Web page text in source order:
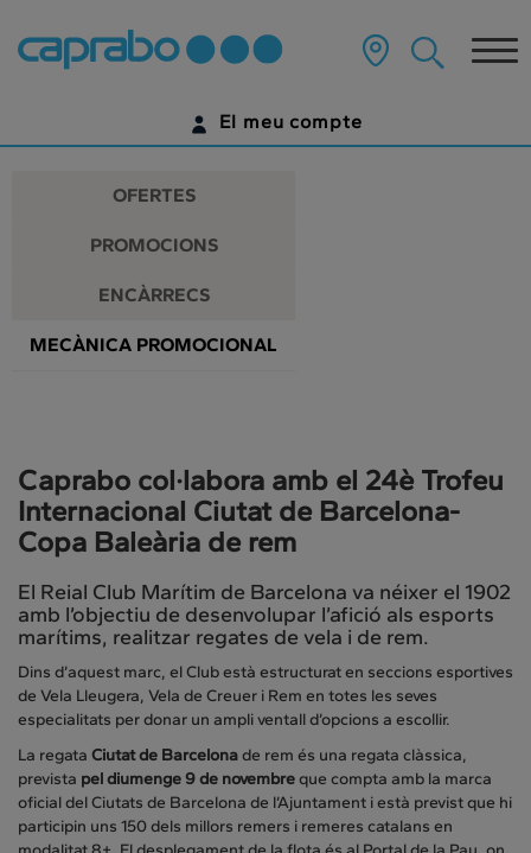
Promocions
descomptes
als
nostres
supermercats
contingut
pàgina
El meu compte
ENCARA NO TENS UN COMPTE DIGITAL?
OFERTES
PROMOCIONS
ENCÀRRECS
MECÀNICA PROMOCIONAL
Caprabo col·labora amb el 24è Trofeu
Internacional Ciutat de Barcelona-
Copa Baleària de rem
El Reial Club Marítim de Barcelona va néixer el 1902
amb l’objectiu de desenvolupar l’afició als esports
marítims, realitzar regates de vela i de rem.
Dins d’aquest marc, el Club està estructurat en seccions esportives
de Vela Lleugera, Vela de Creuer i Rem en totes les seves
especialitats per donar un ampli ventall d’opcions a escollir.
La regata Ciutat de Barcelonade rem és una regata clàssica,
prevista pel diumenge 9 de novembreque compta amb la marca
oficial del Ciutats de Barcelona de l’Ajuntament i està previst que hi
participin uns 150 dels millors remers i remeres catalans en